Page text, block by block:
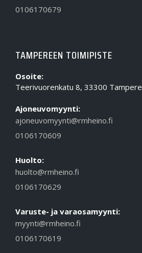
0106170679
TAMPEREEN TOIMIPISTE
Osoite:
Teerivuorenkatu 8, 33300 Tampere
Ajoneuvomyynti:
ajoneuvomyynti@rmheino.fi
0106170609
Huolto:
huolto@rmheino.fi
0106170629
Varuste- ja varaosamyynti:
myynti@rmheino.fi
0106170619